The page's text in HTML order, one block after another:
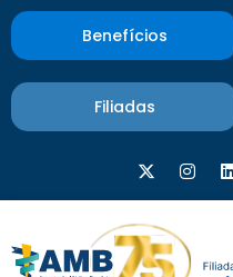
Benefícios
Filiadas